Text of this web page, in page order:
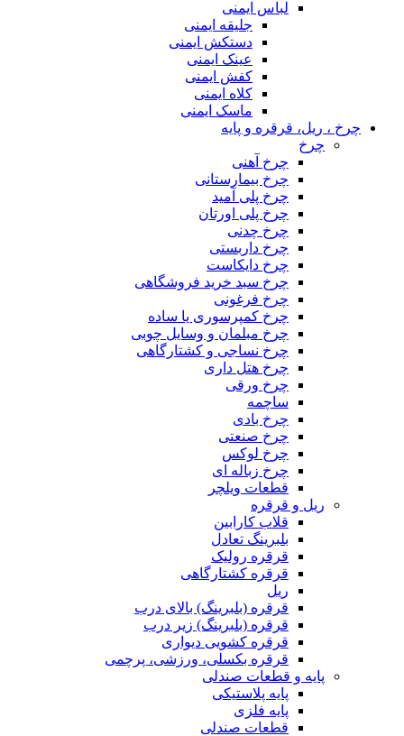
لباس ایمنی
جلیقه ایمنی
دستکش ایمنی
عینک ایمنی
کفش ایمنی
کلاه ایمنی
ماسک ایمنی
چرخ ، ریل، قرقره و پایه
چرخ
چرخ آهنی
چرخ بیمارستانی
چرخ پلی آمید
چرخ پلی اورتان
چرخ چدنی
چرخ داربستی
چرخ دایکاست
چرخ سبد خرید فروشگاهی
چرخ فرغونی
چرخ کمپرسوری یا ساده
چرخ مبلمان و وسایل چوبی
چرخ نساجی و کشتارگاهی
چرخ هتل داری
چرخ ورقی
ساچمه
چرخ بادی
چرخ صنعتی
چرخ لوکس
چرخ زباله ای
قطعات ویلچر
ریل و قرقره
قلاب کارابین
بلبرینگ تعادل
قرقره رولیک
قرقره کشتارگاهی
ریل
قرقره (بلبرینگ) بالای درب
قرقره (بلبرینگ) زیر درب
قرقره کشویی دیواری
قرقره بکسلی، ورزشی، پرچمی
پایه و قطعات صندلی
پایه پلاستیکی
پایه فلزی
قطعات صندلی